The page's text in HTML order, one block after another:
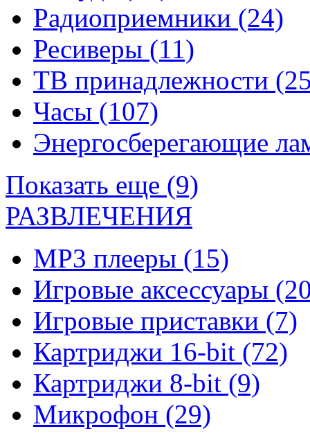
Радиоприемники (24)
Ресиверы (11)
ТВ принадлежности
Часы (107)
Энергосберегающие
Показать еще (9)
РАЗВЛЕЧЕНИЯ
MP3 плееры (15)
Игровые аксессуары
Игровые приставки (7)
Картриджи 16-bit (72)
Картриджи 8-bit (9)
Микрофон (29)